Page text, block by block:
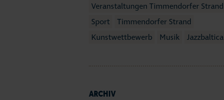
Veranstaltungen Timmendorfer Strand
Sport
Timmendorfer Strand
Kunstwettbewerb
Musik Jazzbaltica
ARCHIV